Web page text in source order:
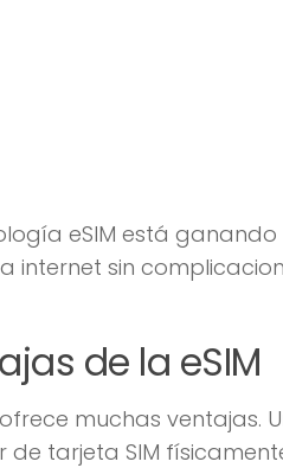
eSIM está
internet sin
de la eSIM
ofrece muchas ventajas.
tarjeta SIM